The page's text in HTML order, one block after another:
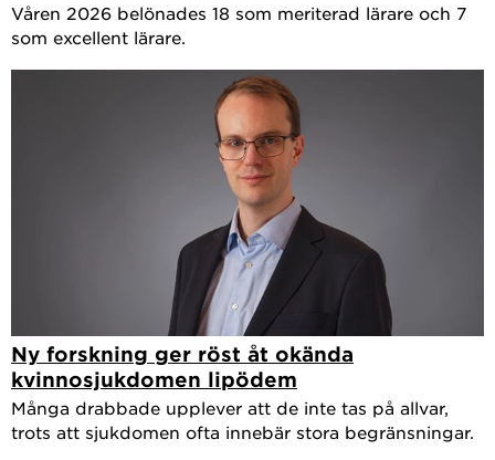
Våren 2026 belönades 18 som meriterad lärare och 7
som excellent lärare.
Ny forskning ger röst åt okända
kvinnosjukdomen lipödem
Många drabbade upplever att de inte tas på allvar,
trots att sjukdomen ofta innebär stora begränsningar.